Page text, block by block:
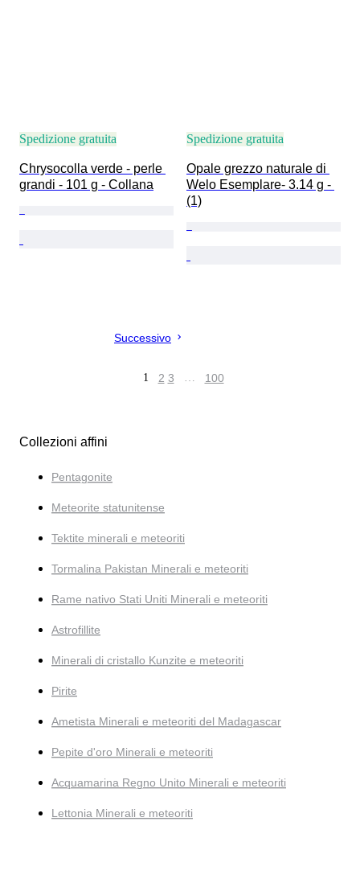
Spedizione gratuita
Chrysocolla verde - perle
grandi - 101 g - Collana
Spedizione gratuita
Opale grezzo naturale di
Welo Esemplare- 3.14 g -
(1)
Successivo
1 2 3 … 100
Collezioni affini
Pentagonite
Meteorite statunitense
Tektite minerali e meteoriti
Tormalina Pakistan Minerali e meteoriti
Rame nativo Stati Uniti Minerali e meteoriti
Astrofillite
Minerali di cristallo Kunzite e meteoriti
Pirite
Ametista Minerali e meteoriti del Madagascar
Pepite d'oro Minerali e meteoriti
Acquamarina Regno Unito Minerali e meteoriti
Lettonia Minerali e meteoriti